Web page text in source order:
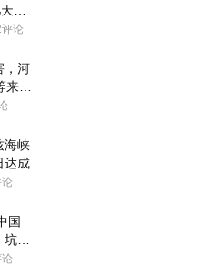
后
论
，河
无
海峡
达成
国
中